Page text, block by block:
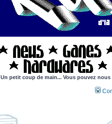
Un petit coup de main... Vous pouvez